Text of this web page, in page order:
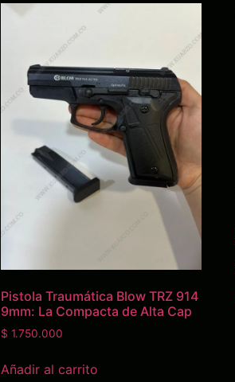
Pistola Traumática Blow TRZ 914
9mm: La Compacta de Alta Cap
$ 1.750.000
Añadir al carrito